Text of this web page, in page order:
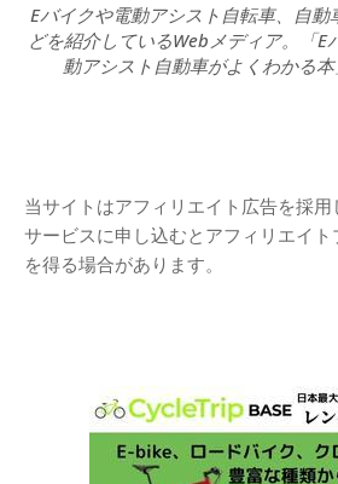
Eバイクや電動アシスト自転車、自
どを紹介しているWebメディア。「E
動アシスト自動車がよくわかる本
当サイトはアフィリエイト広告を採
サービスに申し込むとアフィリエイ
を得る場合があります。